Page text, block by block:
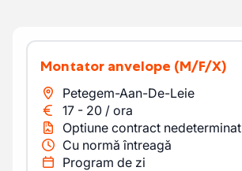
Montator anvelope (M/F/X)
Petegem-Aan-De-Leie
17 - 20 / ora
Optiune contract nedeterminat
Cu normă întreagă
Program de zi